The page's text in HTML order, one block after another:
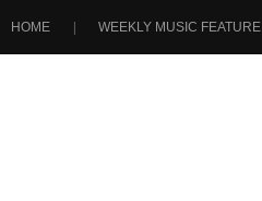
HOME WEEKLY MUSIC FEATURE